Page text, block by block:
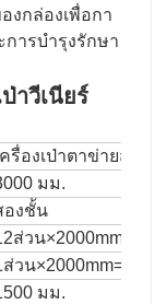
งกล่องเพื่อกา
การบํารุงรักษา
ป่าวีเนียร์
ครื่องเป่าตาข่ายสอง
มม.
องชั้น
ส่วน
ส่วน
มม.